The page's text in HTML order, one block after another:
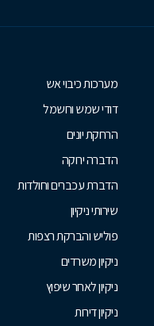
מערכות כיבוי אש
דודי שמש וחשמל
הרחקת יונים
הדברה ירוקה
הדברת עכברים וחולדות
שירותי ניקיון
פוליש והברקת רצפות
ניקיון משרדים
ניקיון לאחר שיפוץ
ניקיון דירות